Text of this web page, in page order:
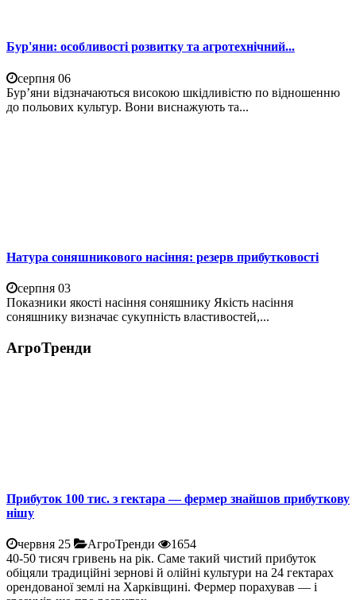
Бур'яни: особливості розвитку та агротехнічний...
серпня 06
Бур’яни відзначаються високою шкідливістю по відношенню
до польових культур. Вони виснажують та...
Натура соняшникового насіння: резерв прибутковості
серпня 03
Показники якості насіння соняшнику Якість насіння
соняшнику визначає сукупність властивостей,...
АгроТренди
Прибуток 100 тис. з гектара — фермер знайшов прибуткову
нішу
червня 25 АгроТренди
1654
40-50 тисяч гривень на рік. Саме такий чистий прибуток
обіцяли традиційні зернові й олійні культури на 24 гектарах
орендованої землі на Харківщині. Фермер порахував — і